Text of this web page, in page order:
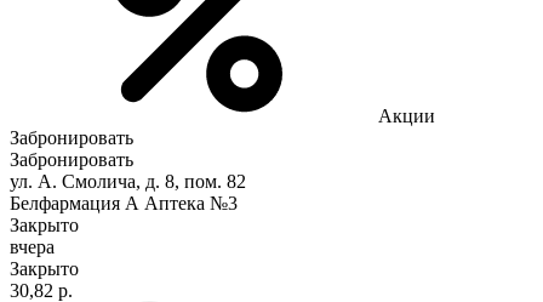
Акции
Забронировать
Забронировать
ул. А. Смолича, д. 8, пом. 82
Белфармация А Аптека №3
Закрыто
вчера
Закрыто
30,82 р.